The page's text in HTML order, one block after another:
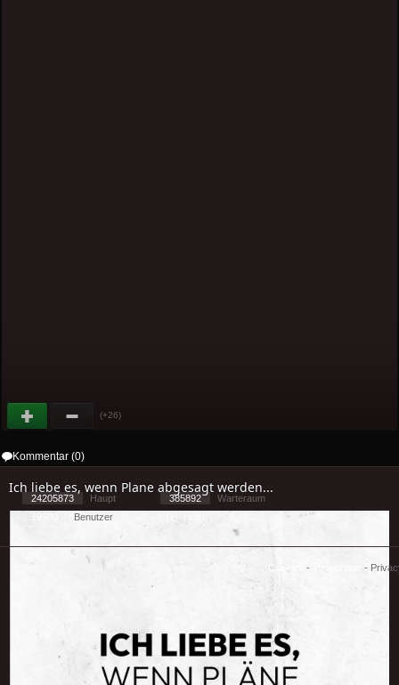
(+26)
Kommentar (0)
Ich liebe es, wenn Plane abgesagt werden...
24205873 Haupt 385892
Warteraum
Benutzer
Cookies - Impressum -